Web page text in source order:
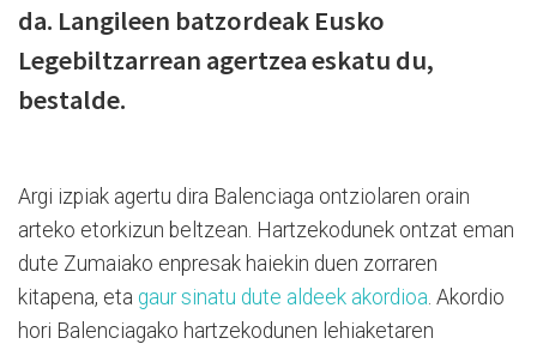
da. Langileen batzordeak Eusko
Legebiltzarrean agertzea eskatu du,
bestalde.
Argi izpiak agertu dira Balenciaga ontziolaren orain
arteko etorkizun beltzean. Hartzekodunek ontzat eman
dute Zumaiako enpresak haiekin duen zorraren
kitapena, eta gaur sinatu dute aldeek akordioa . Akordio
hori Balenciagako hartzekodunen lehiaketaren